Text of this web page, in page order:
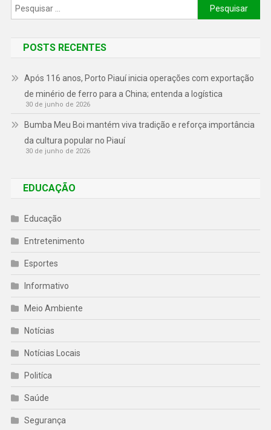
POSTS RECENTES
Após 116 anos, Porto Piauí inicia operações com exportação
de minério de ferro para a China; entenda a logística
30 de junho de 2026
Bumba Meu Boi mantém viva tradição e reforça importância
da cultura popular no Piauí
30 de junho de 2026
EDUCAÇÃO
Educação
Entretenimento
Esportes
Informativo
Meio Ambiente
Notícias
Notícias Locais
Politíca
Saúde
Segurança